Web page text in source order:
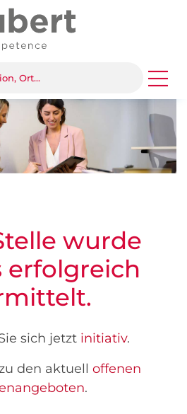
wurde
erfolgreich
sich jetzt initiativ.
den aktuell offenen
.